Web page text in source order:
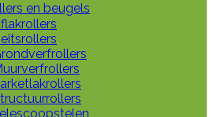
en beugels